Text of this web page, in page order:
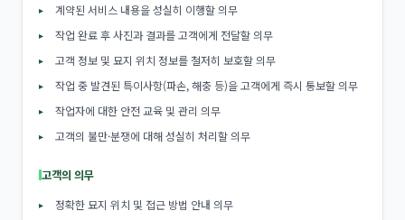
계약된 서비스 내용을 성실히 이행할 의무
작업 완료 후 사진과 결과를 고객에게 전달할 의무
고객 정보 및 묘지 위치 정보를 철저히 보호할 의무
작업 중 발견된 특이사항(파손, 해충 등)을 고객에게 즉시 통보할 의무
작업자에 대한 안전 교육 및 관리 의무
고객의 불만·분쟁에 대해 성실히 처리할 의무
고객의 의무
정확한 묘지 위치 및 접근 방법 안내 의무